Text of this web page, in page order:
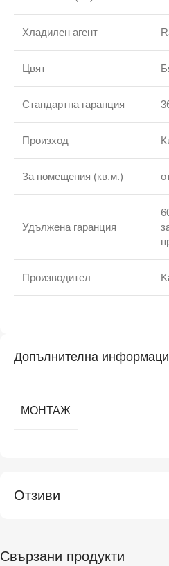
Хладилен агент
Цвят
Стандартна гаранция
Произход
За помещения (кв.м.)
Удължена гаранция
Производител
Допълнителна
МОНТАЖ
Отзиви
Свързани продукти